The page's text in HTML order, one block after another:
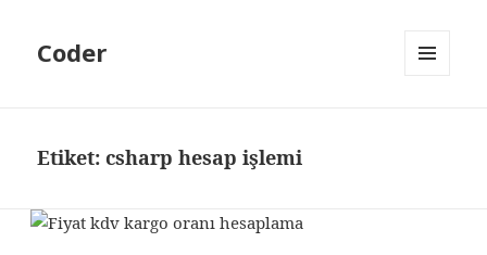
Coder
Etiket:csharp hesap işlemi